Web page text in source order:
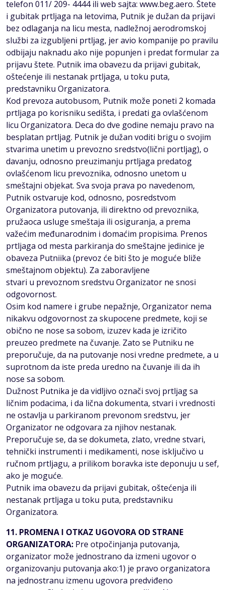
telefon 011/ 209- 4444 ili web sajta: www.beg.aero. Štete
i gubitak prtljaga na letovima, Putnik je dužan da prijavi
bez odlaganja na licu mesta, nadležnoj aerodromskoj
službi za izgubljeni prtljag, jer avio kompanije po pravilu
odbijaju naknadu ako nije popunjen i predat formular za
prijavu štete. Putnik ima obavezu da prijavi gubitak,
oštećenje ili nestanak prtljaga, u toku puta,
predstavniku Organizatora.
Kod prevoza autobusom, Putnik može poneti 2 komada
prtljaga po korisniku sedišta, i predati ga ovlašćenom
licu Organizatora. Deca do dve godine nemaju pravo na
besplatan prtljag. Putnik je dužan voditi brigu o svojim
stvarima unetim u prevozno sredstvo(lični portljag), o
davanju, odnosno preuzimanju prtljaga predatog
ovlašćenom licu prevoznika, odnosno unetom u
smeštajni objekat. Sva svoja prava po navedenom,
Putnik ostvaruje kod, odnosno, posredstvom
Organizatora putovanja, ili direktno od prevoznika,
pružaoca usluge smeštaja ili osiguranja, a prema
važećim međunarodnim i domaćim propisima. Prenos
prtljaga od mesta parkiranja do smeštajne jedinice je
obaveza Putniika (prevoz će biti što je moguće bliže
smeštajnom objektu). Za zaboravljene
stvari u prevoznom sredstvu Organizator ne snosi
odgovornost.
Osim kod namere i grube nepažnje, Organizator nema
nikakvu odgovornost za skupocene predmete, koji se
obično ne nose sa sobom, izuzev kada je izričito
preuzeo predmete na čuvanje. Zato se Putniku ne
preporučuje, da na putovanje nosi vredne predmete, a u
suprotnom da iste preda uredno na čuvanje ili da ih
nose sa sobom.
Dužnost Putnika je da vidljivo označi svoj prtljag sa
ličnim podacima, i da lična dokumenta, stvari i vrednosti
ne ostavlja u parkiranom prevonom sredstvu, jer
Organizator ne odgovara za njihov nestanak.
Preporučuje se, da se dokumeta, zlato, vredne stvari,
tehnički instrumenti i medikamenti, nose isključivo u
ručnom prtljagu, a prilikom boravka iste deponuju u sef,
ako je moguće.
Putnik ima obavezu da prijavi gubitak, oštećenja ili
nestanak prtljaga u toku puta, predstavniku
Organizatora.
11. PROMENA I OTKAZ UGOVORA OD STRANE
ORGANIZATORA: Pre otpočinjanja putovanja,
organizator može jednostrano da izmeni ugovor o
organizovanju putovanja ako:1) je pravo organizatora
na jednostranu izmenu ugovora predviđeno